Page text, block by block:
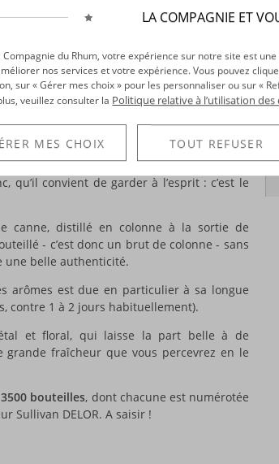
une bouteille au design innovant, offre
au congélateur, et le servir givré, pour des
!
simplement de son titrage :
qu’il convient de garder à l’esprit : c’est le
canne, distillé en colonne à la sortie de
- c’est donc un brut de colonne - sans
une belle authenticité.
arômes est due en particulier à sa longue
contre 1 à 2 jours habituellement).
et floral, qui laisse la part belle à de
grande fraîcheur que vous percevrez en le
3500 bouteilles, dont chacune est numérotée
Sullivan DELOR. A saisir !
LA COMPAGNIE ET
Compagnie du Rhum, votre expérience sur notre site est
nos services et votre expérience. Vous pouvez
sur « Gérer mes choix » pour les personnaliser ou sur «
veuillez consulter la Politique relative à l’utilisation des
MES CHOIX TOUT REFUSER